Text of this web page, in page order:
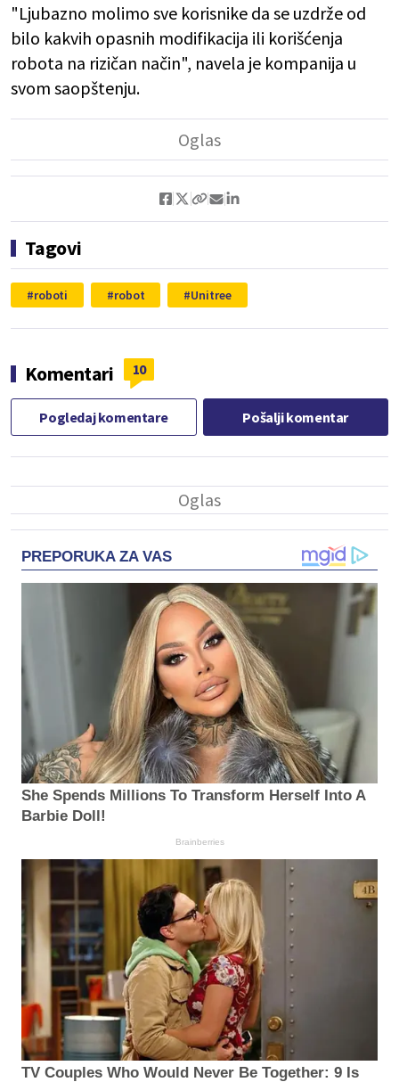
"Ljubazno molimo sve korisnike da se uzdrže od
bilo kakvih opasnih modifikacija ili korišćenja
robota na rizičan način", navela je kompanija u
svom saopštenju.
Tagovi
roboti robot Unitree
Komentari 10
Pogledaj komentare Pošalji komentar
PREPORUKA ZA VAS
She Spends Millions To Transform Herself Into A
Barbie Doll!
Brainberries
TV Couples Who Would Never Be Together: 9 Is